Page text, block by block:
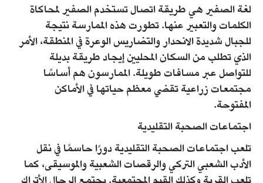
لغة الصفير هي طريقة اتصال تستخدم الصفير لمحاكاة
الكلمات والتعبير عنها. تطورت هذه الممارسة نتيجة
للجبال شديدة الانحدار والتضاريس الوعرة في المنطقة، الأمر
الذي تطلب من السكان المحليين إيجاد طريقة بديلة
للتواصل عبر مسافات طويلة. الممارسون هم أساسًا
مجتمعات زراعية تقضي معظم حياتها في الأماكن
المفتوحة.
اجتماعات الصحبة التقليدية
تلعب اجتماعات الصحبة التقليدية دورًا حاسمًا في نقل
الأدب الشعبي التركي والرقصات الشعبية والموسيقى، كما